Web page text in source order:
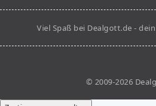
Viel Spaß bei Dealgott.de -
© 2009-2026